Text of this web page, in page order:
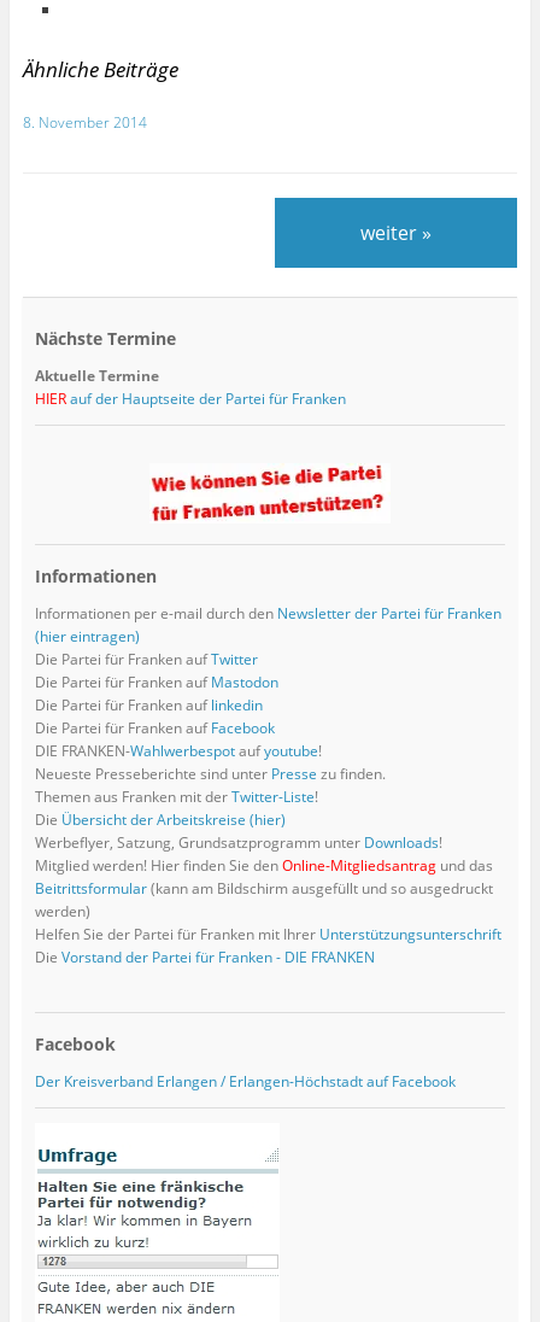
Ähnliche Beiträge
8. November 2014
weiter »
Nächste Termine
Aktuelle Termine
HIERauf der Hauptseite der Partei für Franken
Informationen
Informationen per e-mail durch den Newsletter der Partei für Franken
(hier eintragen)
Die Partei für Franken aufTwitter
Die Partei für Franken aufMastodon
Die Partei für Franken auflinkedin
Die Partei für Franken aufFacebook
DIE FRANKEN-Wahlwerbespotaufyoutube!
Neueste Presseberichte sind unter Presse zu finden.
Themen aus Franken mit derTwitter-Liste!
Die Übersicht der Arbeitskreise (hier)
Werbeflyer, Satzung, Grundsatzprogramm unter Downloads!
Mitglied werden! Hier finden Sie denOnline-Mitgliedsantragund das
Beitrittsformular(kann am Bildschirm ausgefüllt und so ausgedruckt
werden)
Helfen Sie der Partei für Franken mit Ihrer Unterstützungsunterschrift
Die Vorstand der Partei für Franken - DIE FRANKEN
Facebook
Der Kreisverband Erlangen / Erlangen-Höchstadt auf Facebook